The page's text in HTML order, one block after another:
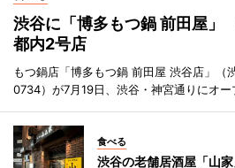
渋谷に「博多もつ鍋 前田屋
都内2号店
もつ鍋店「博多もつ鍋 前田屋 渋谷店」
0734）が7月19日、渋谷・神宮通りにオー
食べる
渋谷の老舗居酒屋「山